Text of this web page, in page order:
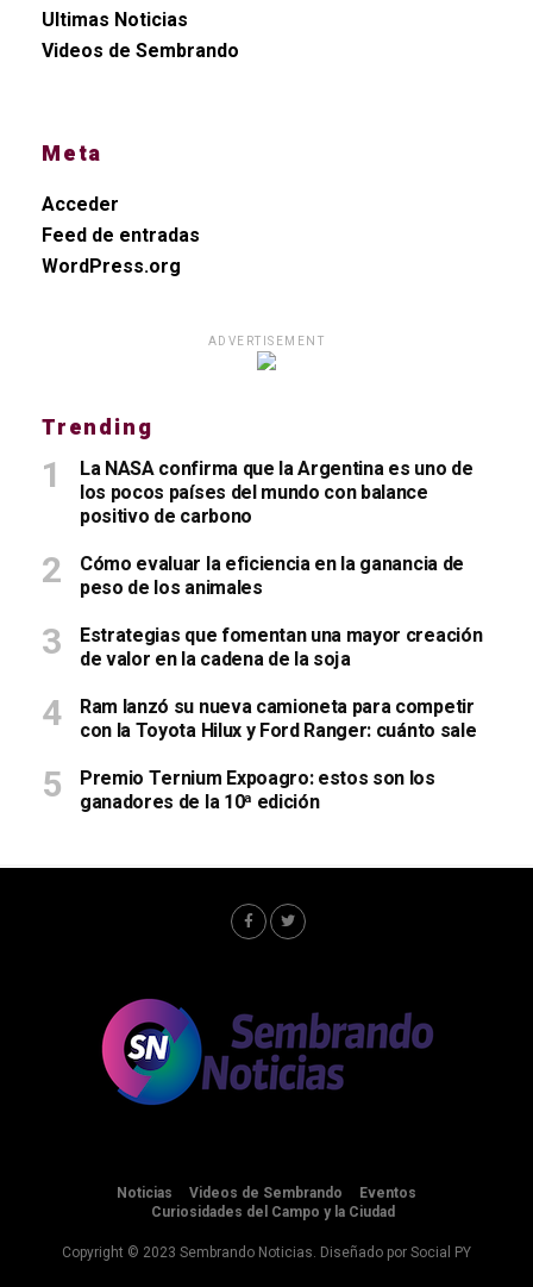
Ultimas Noticias
Videos de Sembrando
Meta
Acceder
Feed de entradas
WordPress.org
ADVERTISEMENT
Trending
La NASA confirma que la Argentina es uno de
los pocos países del mundo con balance
positivo de carbono
Cómo evaluar la eficiencia en la ganancia de
peso de los animales
Estrategias que fomentan una mayor creación
de valor en la cadena de la soja
Ram lanzó su nueva camioneta para competir
con la Toyota Hilux y Ford Ranger: cuánto sale
Premio Ternium Expoagro: estos son los
ganadores de la 10ª edición
Noticias Videos de Sembrando
Eventos
Curiosidades del Campo y la Ciudad
Copyright © 2023 Sembrando Noticias. Diseñado por Social PY